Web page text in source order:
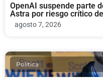
OpenAI suspende parte
Astra por riesgo crítico
agosto 7, 2026
Politica